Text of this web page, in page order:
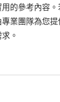
的參考內容
業團隊為您
。